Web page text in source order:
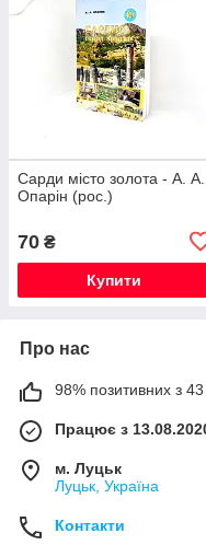
Сарди місто золота - А. А.
Опарін (рос.)
70 ₴
Купити
Про нас
98% позитивних з 43
Працює з
м. Луцьк
Луцьк, Україна
Контакти